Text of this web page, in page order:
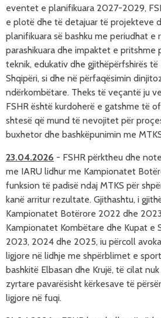
eventet e planifikuara 2027-2029,
e plotë dhe të detajuar të projekteve
planifikuara së bashku me periudhat e
parashikuara dhe impaktet e pritshme
teknik, edukativ dhe gjithëpërfshirës
Shqipëri, si dhe në përfaqësimin
ndërkombëtare. Theks të veçantë ju
FSHR është kurdoherë e gatshme të
shtesë që mund të nevojitet për
buxhetor dhe bashkëpunimin me
23.04.2026 - FSHR përktheu dhe
me IARU lidhur me Kampionatet
funksion të padisë ndaj MTKS për
kanë arritur rezultate. Gjithashtu, i
Kampionatet Botërore 2022 dhe
Kampionatet Kombëtare dhe Kupat e
2023, 2024 dhe 2025, iu përcoll
ligjore në lidhje me shpërblimet e
bashkitë Elbasan dhe Krujë, të cilat
zyrtare pavarësisht kërkesave të
ligjore në fuqi.